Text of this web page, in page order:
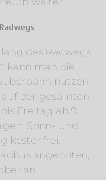
des Radwegs
kann man die
nutzen.
der gesamten
Freitag ab 9
Sonn- und
kostenfrei.
angeboten,
an